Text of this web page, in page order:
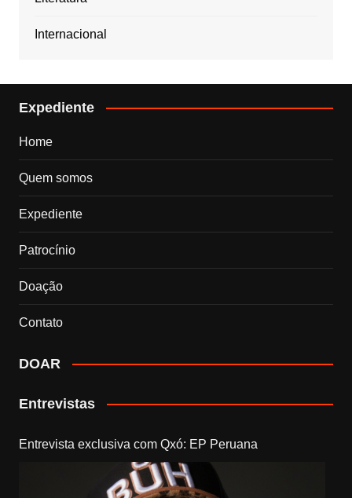
Internacional
Expediente
Home
Quem somos
Expediente
Patrocínio
Doação
Contato
DOAR
Entrevistas
Entrevista exclusiva com Qxó: EP Peruana